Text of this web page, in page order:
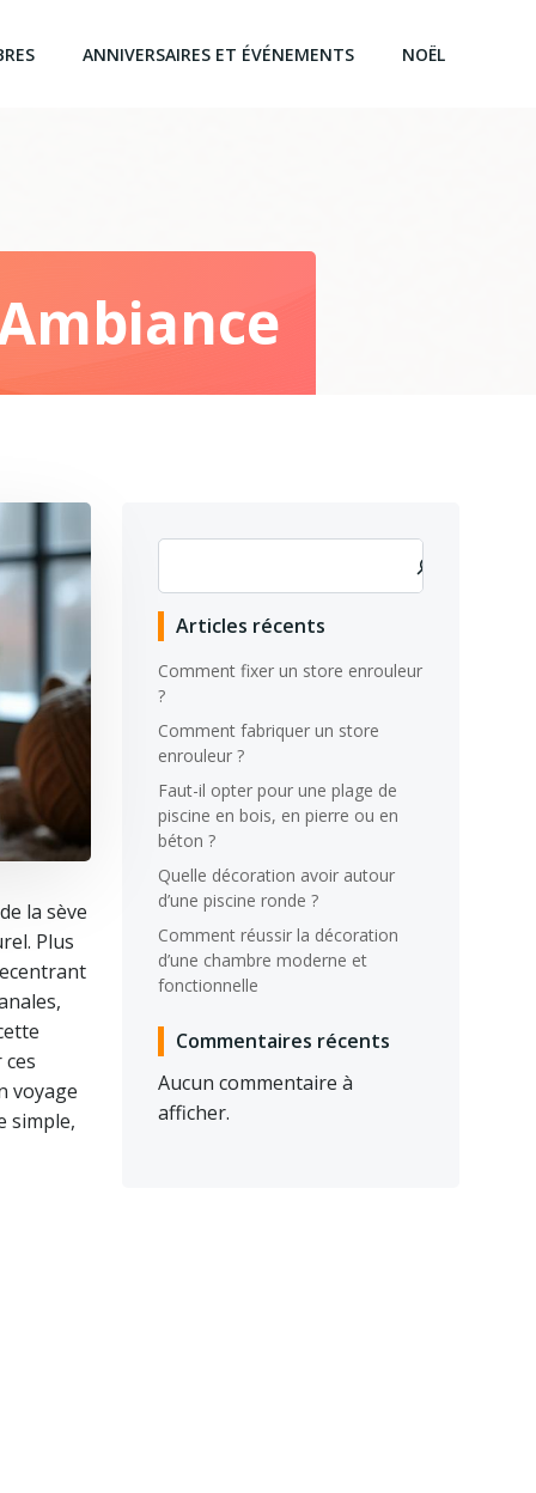
ANNIVERSAIRES ET ÉVÉNEMENTS NOËL
la sève
Plus
voyage
simple,
Articles récents
Comment fixer un store enrouleur
?
Comment fabriquer un store
enrouleur ?
Faut-il opter pour une plage de
piscine en bois, en pierre ou en
béton ?
Quelle décoration avoir autour
d’une piscine ronde ?
Comment réussir la décoration
d’une chambre moderne et
fonctionnelle
Commentaires récents
Aucun commentaire à
afficher.